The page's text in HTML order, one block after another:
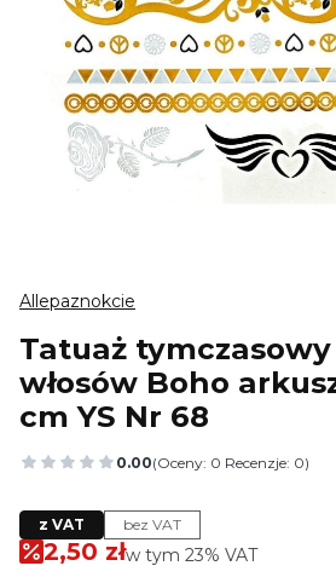
Allepaznokcie
Tatuaż tymczasowy
włosów Boho
cm YS Nr 68
0.00(Oceny: 0 Recenzje: 0)
Przejdź do sekcji Opinie
z VAT bez VAT
2,50 złw tym 23% VAT
w tym 23% VAT